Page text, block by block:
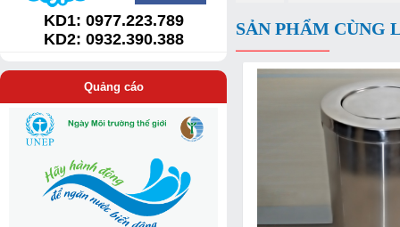
KD1: 0977.223.789
KD2: 0932.390.388
Quảng cáo
SẢN PHẨM CÙNG